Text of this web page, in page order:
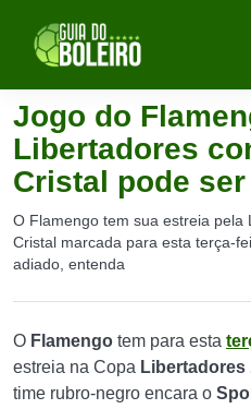
Jogo do
Libertadores
Cristal pode
O Flamengo tem sua estreia pela
Cristal marcada para esta terça-
adiado, entenda
O Flamengo tem para esta
estreia na Copa Libertadores
time rubro-negro encara o